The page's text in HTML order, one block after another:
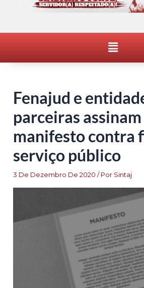
Menu
Fenajud e
parceiras assinam
manifesto contra
serviço público
3 De Dezembro De 2020/ Por Sintaj